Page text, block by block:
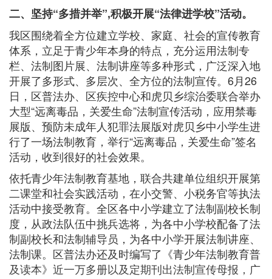
二、坚持“多措并举”,积极开展“法律进学校”活动。
我区围绕着全方位建立学校、家庭、社会的宣传教育
体系，立足于青少年本身的特点，充分运用法制专
栏、法制图片展、法制讲座等多种形式，广泛深入地
开展了多形式、多层次、全方位的法制宣传。6月26
日，区普法办、区疾控中心和虎贝乡综治委联合举办
大型“远离毒品，关爱生命”法制宣传活动，应用禁毒
展版、预防未成年人犯罪法展版对虎贝乡中小学生进
行了一场法制教育，举行“远离毒品，关爱生命”签名
活动，收到很好的社会效果。
依托青少年法制教育基地，联合共建单位组织开展第
二课堂和社会实践活动，在小交警、小税务官等执法
活动中接受教育。全区各中小学建立了法制副校长制
度，从政法队伍中挑兵选将，为各中小学校配备了法
制副校长和法制辅导员，为各中小学开展法制讲座、
法制课。区普法办还及时编写了《青少年法制教育普
及读本》近一万多册以及定期刊出法制宣传母报，广